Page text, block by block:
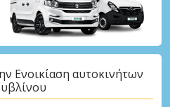
Ενοικίαση αυτοκινήτων